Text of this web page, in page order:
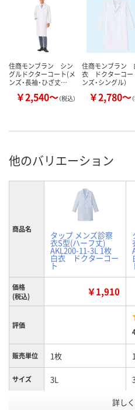
住商モンブラン シン
グルドクターコート(メ
ンズ・長袖・ひざ丈…
￥2,540～（税込）
住商モンブラン
衣 ドクターコー
ンズ・シングル）
￥2,780～
他のバリエーション
商品名
タップ メンズ診察
衣S型(ハーフ丈)
AKL200-11-3L 1枚
白衣 ドクターコー
ト
価格
(税込)
￥1,910
評価
販売単位 1枚
サイズ 3L
詳し